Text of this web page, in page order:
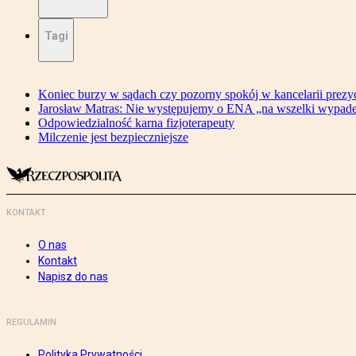
Tagi
Koniec burzy w sądach czy pozorny spokój w kancelarii
Jarosław Matras: Nie występujemy o ENA „na wszelki
Odpowiedzialność karna fizjoterapeuty
Milczenie jest bezpieczniejsze
KONTAKT
O nas
Kontakt
Napisz do nas
REGULAMIN